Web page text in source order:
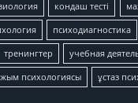
кондаш тесті
психодиагностика
тренингтер учебная
психологиясы ұстаз